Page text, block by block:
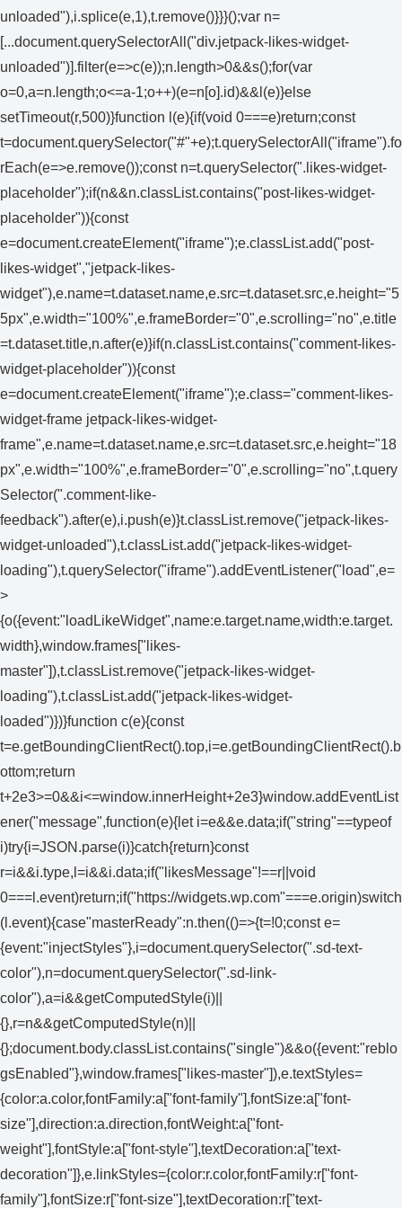
unloaded"),i.splice(e,1),t.remove()}}}();var n=
[...document.querySelectorAll("div.jetpack-likes-widget-
unloaded")].filter(e=>c(e));n.length>0&&s();for(var
o=0,a=n.length;o<=a-1;o++)(e=n[o].id)&&l(e)}else
setTimeout(r,500)}function l(e){if(void 0===e)return;const
t=document.querySelector("#"+e);t.querySelectorAll("iframe").fo
rEach(e=>e.remove());const n=t.querySelector(".likes-widget-
placeholder");if(n&&n.classList.contains("post-likes-widget-
placeholder")){const
e=document.createElement("iframe");e.classList.add("post-
likes-widget","jetpack-likes-
widget"),e.name=t.dataset.name,e.src=t.dataset.src,e.height="5
5px",e.width="100%",e.frameBorder="0",e.scrolling="no",e.title
=t.dataset.title,n.after(e)}if(n.classList.contains("comment-likes-
widget-placeholder")){const
e=document.createElement("iframe");e.class="comment-likes-
widget-frame jetpack-likes-widget-
frame",e.name=t.dataset.name,e.src=t.dataset.src,e.height="18
px",e.width="100%",e.frameBorder="0",e.scrolling="no",t.query
Selector(".comment-like-
feedback").after(e),i.push(e)}t.classList.remove("jetpack-likes-
widget-unloaded"),t.classList.add("jetpack-likes-widget-
loading"),t.querySelector("iframe").addEventListener("load",e=
>
{o({event:"loadLikeWidget",name:e.target.name,width:e.target.
width},window.frames["likes-
master"]),t.classList.remove("jetpack-likes-widget-
loading"),t.classList.add("jetpack-likes-widget-
loaded")})}function c(e){const
t=e.getBoundingClientRect().top,i=e.getBoundingClientRect().b
ottom;return
t+2e3>=0&&i<=window.innerHeight+2e3}window.addEventList
ener("message",function(e){let i=e&&e.data;if("string"==typeof
i)try{i=JSON.parse(i)}catch{return}const
r=i&&i.type,l=i&&i.data;if("likesMessage"!==r||void
0===l.event)return;if("https://widgets.wp.com"===e.origin)switch
(l.event){case"masterReady":n.then(()=>{t=!0;const e=
{event:"injectStyles"},i=document.querySelector(".sd-text-
color"),n=document.querySelector(".sd-link-
color"),a=i&&getComputedStyle(i)||
{},r=n&&getComputedStyle(n)||
{};document.body.classList.contains("single")&&o({event:"reblo
gsEnabled"},window.frames["likes-master"]),e.textStyles=
{color:a.color,fontFamily:a["font-family"],fontSize:a["font-
size"],direction:a.direction,fontWeight:a["font-
weight"],fontStyle:a["font-style"],textDecoration:a["text-
decoration"]},e.linkStyles={color:r.color,fontFamily:r["font-
family"],fontSize:r["font-size"],textDecoration:r["text-